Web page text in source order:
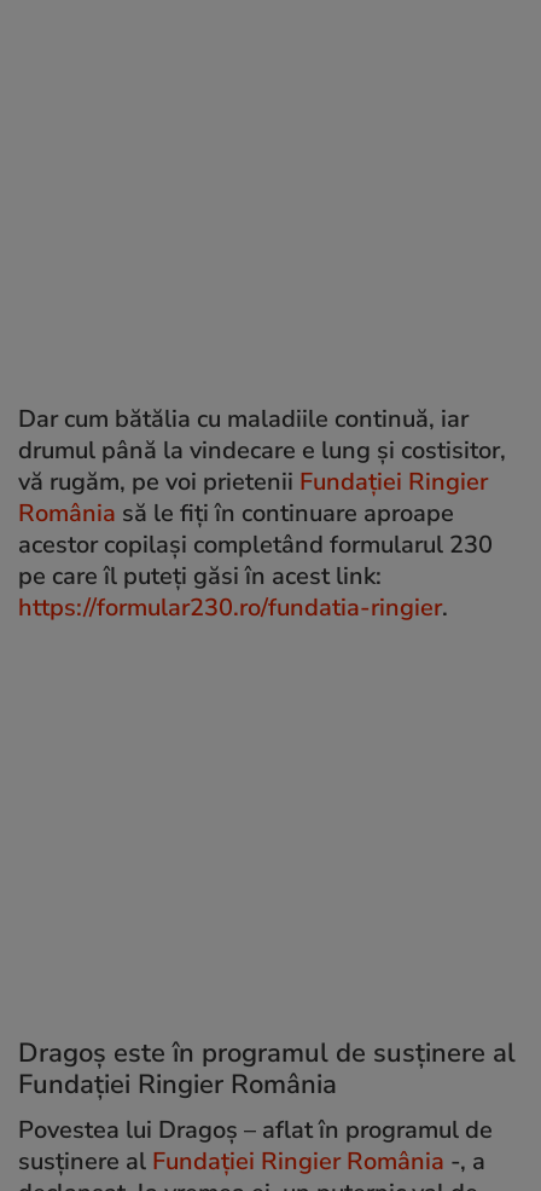
Dar cum bătălia cu maladiile continuă, iar
drumul până la vindecare e lung și costisitor,
vă rugăm, pe voi prietenii Fundației Ringier
România să le fiți în continuare aproape
acestor copilași completând formularul 230
pe care îl puteți găsi în acest link:
https://formular230.ro/fundatia-ringier.
Dragoș este în programul de susținere al
Fundației Ringier România
Povestea lui Dragoș – aflat în programul de
susținere al Fundației Ringier România -, a